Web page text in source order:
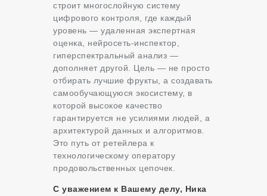
строит многослойную систему
цифрового контроля, где каждый
уровень — удаленная экспертная
оценка, нейросеть-инспектор,
гиперспектральный анализ —
дополняет другой. Цель — не просто
отбирать лучшие фрукты, а создавать
самообучающуюся экосистему, в
которой высокое качество
гарантируется не усилиями людей, а
архитектурой данных и алгоритмов.
Это путь от ретейлера к
технологическому оператору
продовольственных цепочек.
С уважением к Вашему делу, Ника